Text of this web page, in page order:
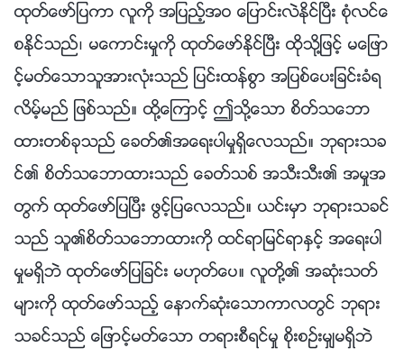
ထုတ္ေဖာ္ျပကာ လူကို အျပည့္အဝ ေျပာင္းလဲႏိုင္ၿပီး စုံလင္ေ
စႏိုင္သည္၊ မေကာင္းမႈကို ထုတ္ေဖာ္ႏိုင္ၿပီး ထိုသို႔ျဖင့္ မေျဖာ
င့္မတ္ေသာသူအားလုံးသည္ ျပင္းထန္စြာ အျပစ္ေပးျခင္းခံရ
လိမ့္မည္ ျဖစ္သည္။ ထို႔ေၾကာင့္ ဤသို႔ေသာ စိတ္သေဘာ
ထားတစ္ခုသည္ ေခတ္၏အေရးပါမႈရွိေလသည္။ ဘုရားသခ
င္၏ စိတ္သေဘာထားသည္ ေခတ္သစ္ အသီးသီး၏ အမႈအ
တြက္ ထုတ္ေဖာ္ျပၿပီး ဖြင့္ျပေလသည္။ ယင္းမွာ ဘုရားသခင္
သည္ သူ၏စိတ္သေဘာထားကို ထင္ရာျမင္ရာႏွင့္ အေရးပါ
မႈမရွိဘဲ ထုတ္ေဖာ္ျပျခင္း မဟုတ္ေပ။ လူတို႔၏ အဆုံးသတ္
မ်ားကို ထုတ္ေဖာ္သည့္ ေနာက္ဆုံးေသာကာလတြင္ ဘုရား
သခင္သည္ ေျဖာင့္မတ္ေသာ တရားစီရင္မႈ စိုးစဥ္းမွ်မရွိဘဲ